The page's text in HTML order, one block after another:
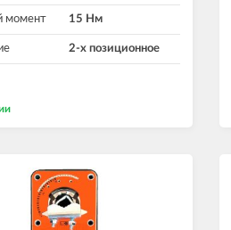
момент 15 Нм
2-х позиционное
В корзину